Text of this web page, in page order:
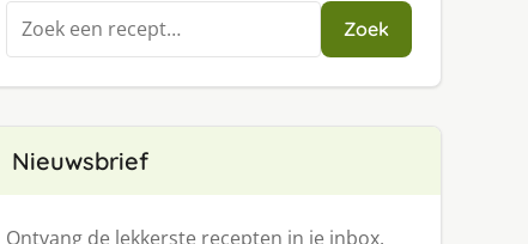
Zoeken
naar:
Zoek
Nieuwsbrief
Ontvang de lekkerste recepten in je inbox.